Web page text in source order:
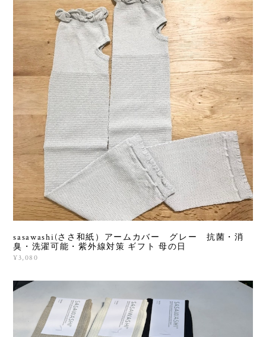
sasawashi(ささ和紙）アームカバー グレー 抗菌・消
臭・洗濯可能・紫外線対策 ギフト 母の日
¥3,080